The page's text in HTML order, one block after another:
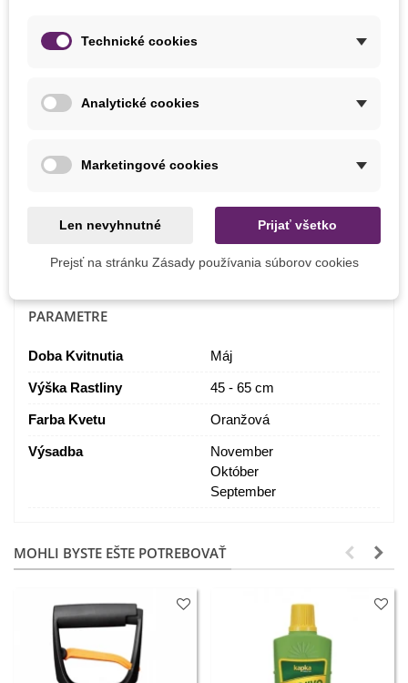
použiťkošík na cibuľoviny.
byťstále
prievanu. Nemali by byť vlhké. Potom ich uložíme do
vysádzame na iné stanovisko.
Detaily produktu
PARAMETRE
Doba Kvitnutia Máj
Výška Rastliny 45 - 65 cm
Farba Kvetu Oranžová
Výsadba
November
Október
September
MOHLI BYSTE EŠTE POTREBOVAŤ
Technické cookies
Analytické cookies
Marketingové cookies
Len nevyhnutné Prijať všetko
Prejsť na stránku Zásady používania súborov cookies